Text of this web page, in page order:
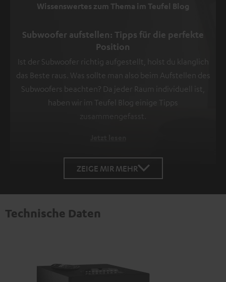
Wissenswertes zum Thema im Teufel Blog
Subwoofer aufstellen: Tipps für die perfekte
Position
Ist der Subwoofer richtig aufgestellt, holst du klanglich
das Beste raus. Was sollte man also beim Aufstellen des
Subwoofers beachten? Da jeder Raum individuell ist,
haben wir im Teufel Blog einige Tipps
zusammengefasst.
ZEIGE MIR MEHR
Technische Daten